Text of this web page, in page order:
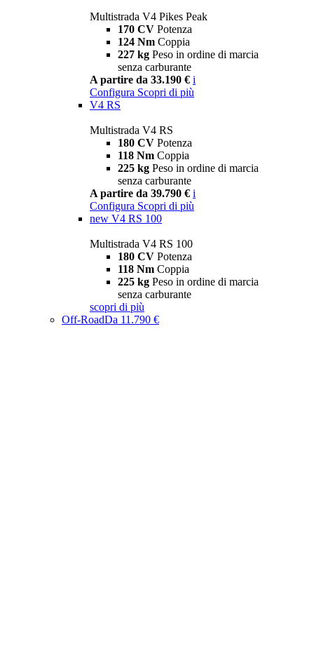
Multistrada V4 Pikes Peak
170 CV Potenza
124 Nm Coppia
227 kg Peso in ordine di marcia
senza carburante
A partire da 33.190 € i
Configura Scopri di più
V4 RS
Multistrada V4 RS
180 CV Potenza
118 Nm Coppia
225 kg Peso in ordine di marcia
senza carburante
A partire da 39.790 € i
Configura Scopri di più
new V4 RS 100
Multistrada V4 RS 100
180 CV Potenza
118 Nm Coppia
225 kg Peso in ordine di marcia
senza carburante
scopri di più
Off-RoadDa 11.790 €